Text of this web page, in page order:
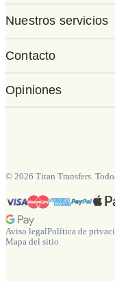
Nuestros servicios
Contacto
Opiniones
© 2026 Titan Transfers.
Aviso legalPolítica de
Mapa del sitio